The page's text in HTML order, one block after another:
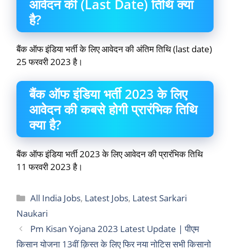
आवेदन की (Last Date) तिथि क्या
है?
बैंक ऑफ इंडिया भर्ती के लिए आवेदन की अंतिम तिथि (last date)
25 फरवरी 2023 है।
बैंक ऑफ इंडिया भर्ती 2023 के लिए
आवेदन की कबसे होगी प्रारंभिक तिथि
क्या है?
बैंक ऑफ इंडिया भर्ती 2023 के लिए आवेदन की प्रारंभिक तिथि
11 फरवरी 2023 है।
Categories
All India Jobs, Latest Jobs, Latest Sarkari
Naukari
Pm Kisan Yojana 2023 Latest Update | पीएम
किसान योजना 13वीं क़िस्त के लिए फिर नया नोटिस सभी किसानो